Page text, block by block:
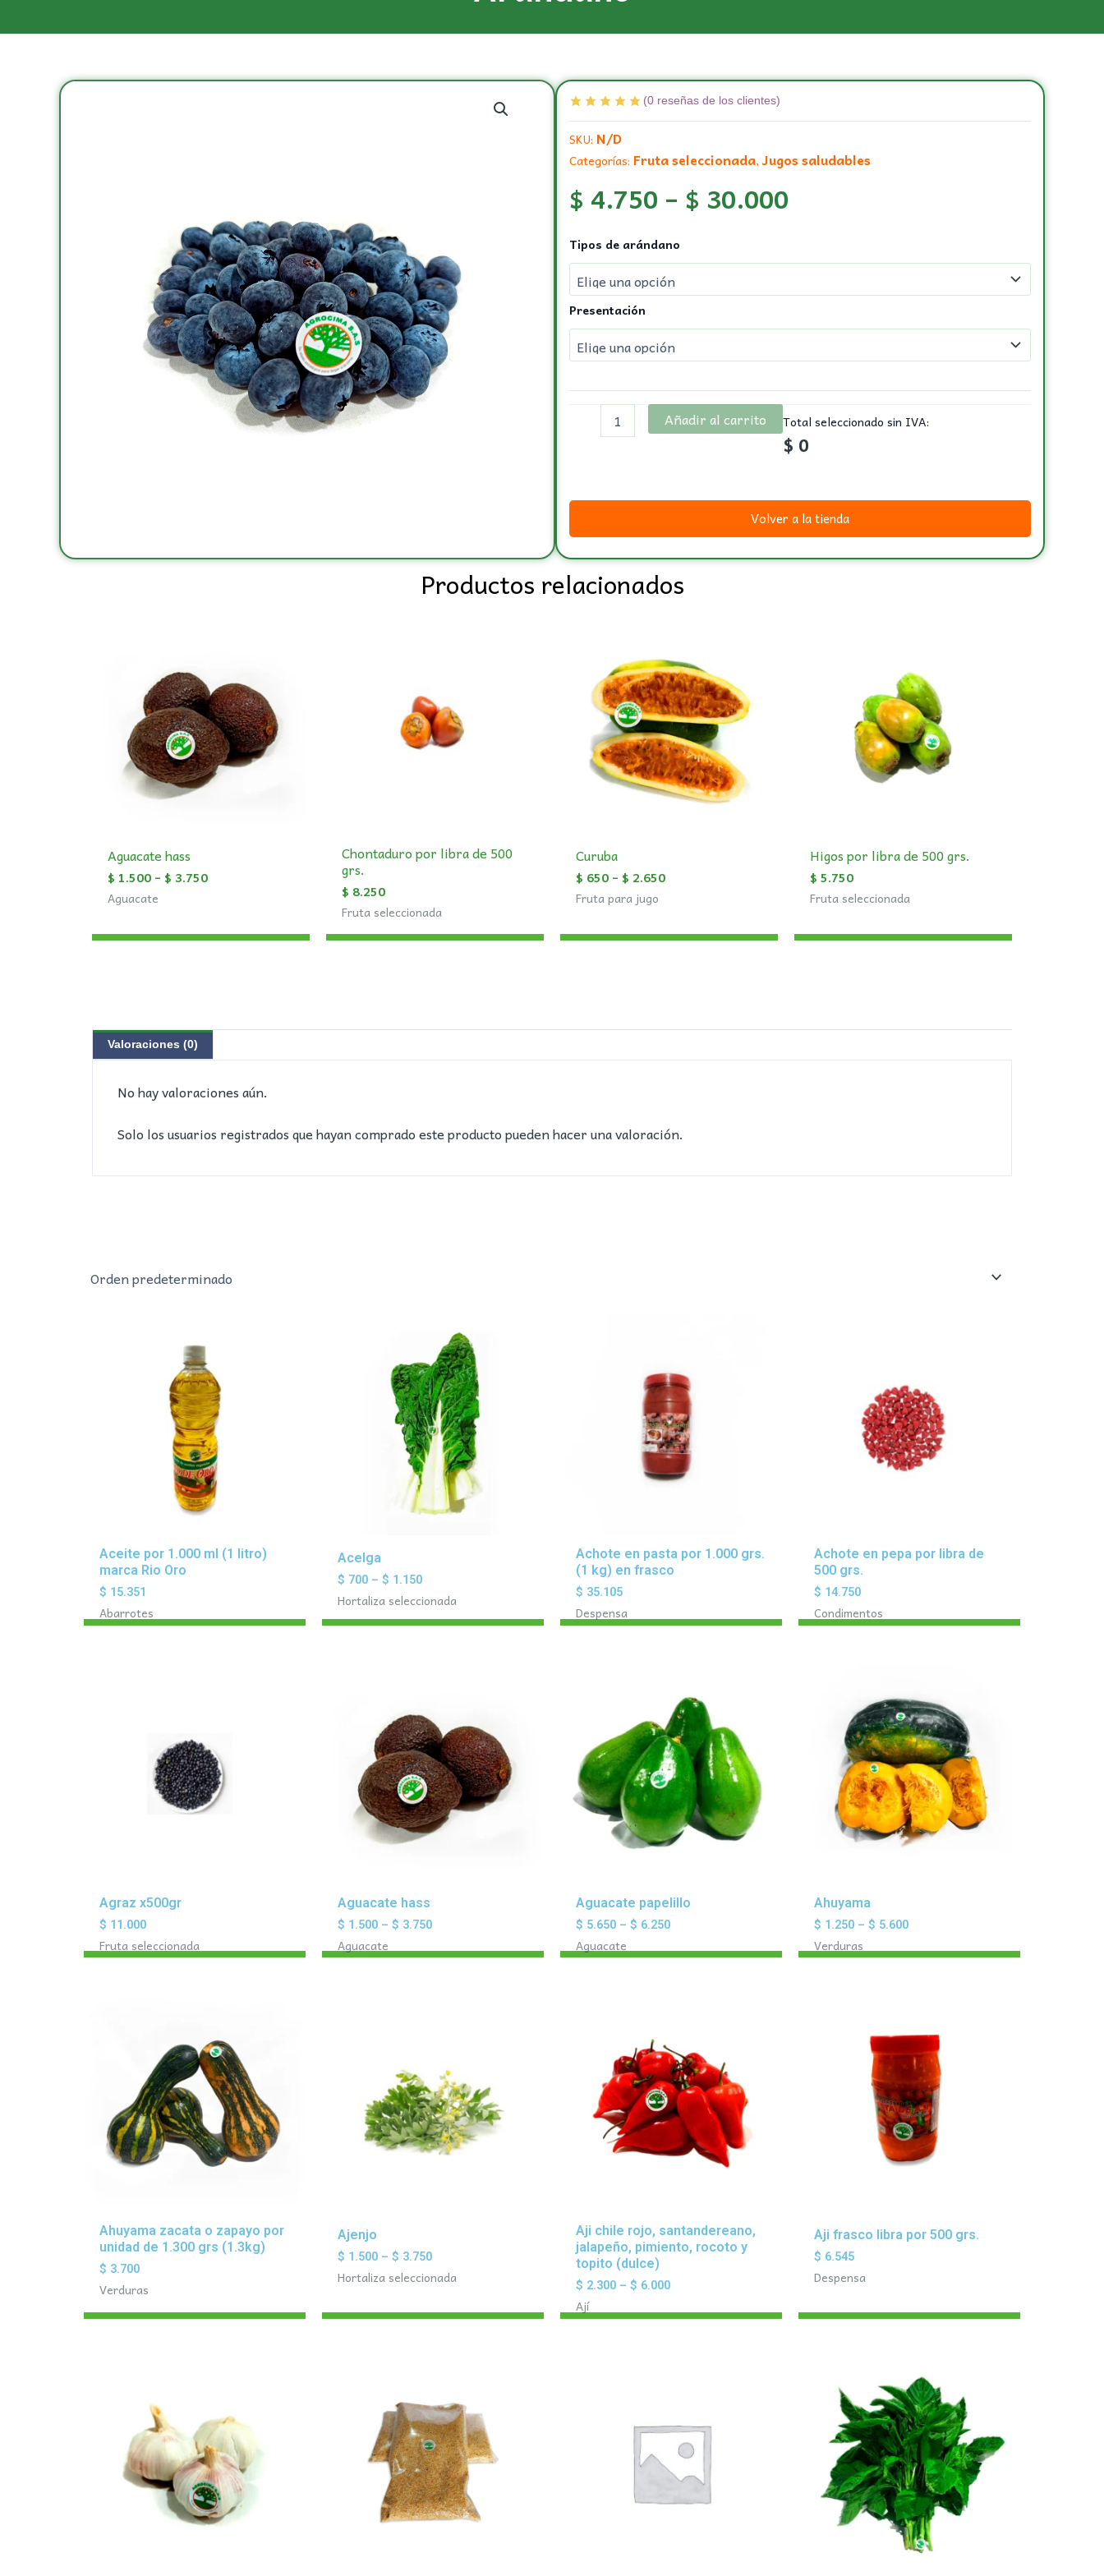
(0reseñas de los clientes)
SKU: N/D
Categorías: Fruta seleccionada, Jugos saludables
$ 4.750 – $ 30.000
Tipos de arándano
Presentación
Arandano
cantidad
Añadir al carrito Total seleccionado sin IVA:
$ 0
Volver a la tienda
Productos relacionados
Aguacate hass
$ 1.500 – $ 3.750
Aguacate
Chontaduro por libra de 500
grs.
$ 8.250
Fruta seleccionada
Curuba
$ 650 – $ 2.650
Fruta para jugo
Higos por libra de 500 grs.
$ 5.750
Fruta seleccionada
Valoraciones (0)
No hay valoraciones aún.
Solo los usuarios registrados que hayan comprado este producto pueden hacer una valoración.
Aceite por 1.000 ml (1 litro)
marca Rio Oro
$ 15.351
Abarrotes
Acelga
$ 700 –$ 1.150
Hortaliza seleccionada
Achote en pasta por 1.000 grs.
(1 kg) en frasco
$ 35.105
Despensa
Achote en pepa por libra de
500 grs.
$ 14.750
Condimentos
Agraz x500gr
$ 11.000
Fruta seleccionada
Aguacate hass
$ 1.500 –$ 3.750
Aguacate
Aguacate papelillo
$ 5.650 –$ 6.250
Aguacate
Ahuyama
$ 1.250 –$ 5.600
Verduras
Ahuyama zacata o zapayo por
unidad de 1.300 grs (1.3kg)
$ 3.700
Verduras
Ajenjo
$ 1.500 –$ 3.750
Hortaliza seleccionada
Aji chile rojo, santandereano,
jalapeño, pimiento, rocoto y
topito (dulce)
$ 2.300 –$ 6.000
Ají
Aji frasco libra por 500 grs.
$ 6.545
Despensa